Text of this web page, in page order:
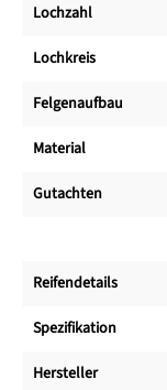
Lochzahl
Lochkreis
Felgenaufbau
Material
Gutachten
Reifendetails
Spezifikation
Hersteller